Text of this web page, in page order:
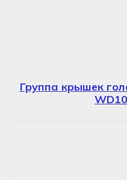
Группа крышек